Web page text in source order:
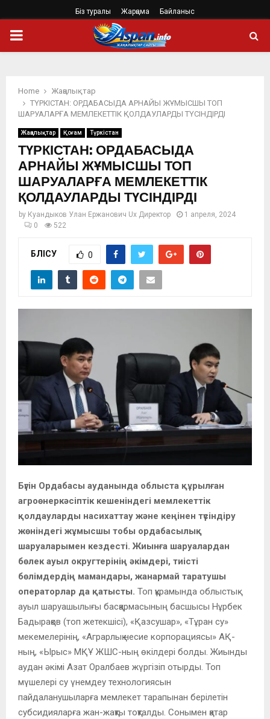
Біз туралы Жарңама Байланыс
PRIMARY
Home
Жаңалықтар
ТҮРКІСТАН: ОРДАБАСЫДА АРНАЙЫ ЖҰМЫСШЫ ТОП
ШАРУАЛАРҒА МЕМЛЕКЕТТІК ҚОЛДАУЛАРДЫ ТҮСІНДІРДІ
Жаңалықтар Қоғам Түркістан
ТҮРКІСТАН: ОРДАБАСЫДА
АРНАЙЫ ЖҰМЫСШЫ ТОП
ШАРУАЛАРҒА МЕМЛЕКЕТТІК
ҚОЛДАУЛАРДЫ ТҮСІНДІРДІ
by Куандыков Улан Ержанович Ux Директор
1 апреля, 2024
0
522
БӨЛІСУ 0
Бүгін Ордабасы ауданында облыста құрылған
агроөнеркәсіптік кешеніндегі мемлекеттік
қолдауларды насихаттау және кеңінен түсіндіру
жөніндегі жұмысшы тобы ордабасылық
шаруаларымен кездесті. Жиынға шаруалардан
бөлек ауыл округтерінің әкімдері, тиісті
бөлімдердің мамандары, жанармай таратушы
операторлар да қатысты. Топ құрамында облыстық
ауыл шаруашылығы басқармасының басшысы Нұрбек
Бадырақов (топ жетекшісі), «Қазсушар», «Тұран су»
мекемелерінің, «Аграрлық несие корпорациясы» АҚ-
ның, «Ырыс» МҚҰ ЖШС-ның өкілдері болды. Жиынды
аудан әкімі Азат Оралбаев жүргізіп отырды. Топ
мүшелері су үнемдеу технологиясын
пайдаланушыларға мемлекет тарапынан берілетін
субсидияларға жан-жақты тоқталды. Сонымен қатар